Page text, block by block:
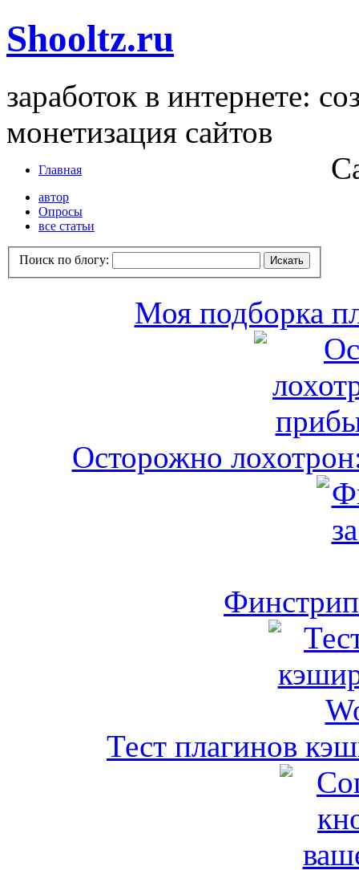
Shooltz.ru
заработок в интернете:
монетизация сайтов
Главная
автор
Опросы
все статьи
Поиск по блогу:
Моя подборка
Осторожно
Тест плагинов